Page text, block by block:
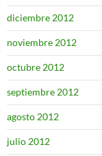
diciembre 2012
noviembre 2012
octubre 2012
septiembre 2012
agosto 2012
julio 2012